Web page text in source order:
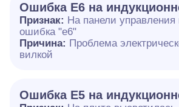
Ошибка E6 на
Признак: На панели управления
ошибка "e6"
Причина: Проблема
вилкой
Ошибка Е5 на